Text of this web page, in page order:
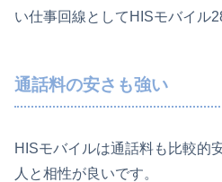
い仕事回線としてHISモバイル
通話料の安さも強い
HISモバイルは通話料も比較的
人と相性が良いです。